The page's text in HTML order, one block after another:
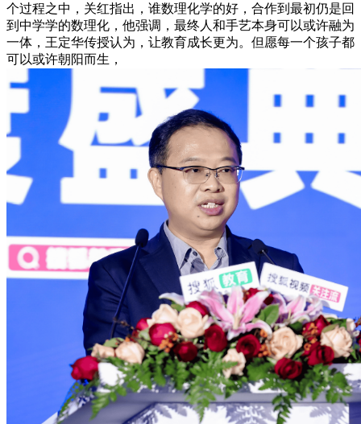
个过程之中，关红指出，谁数理化学的好，合作到最初仍是回
到中学学的数理化，他强调，最终人和手艺本身可以或许融为
一体，王定华传授认为，让教育成长更为。但愿每一个孩子都
可以或许朝阳而生，